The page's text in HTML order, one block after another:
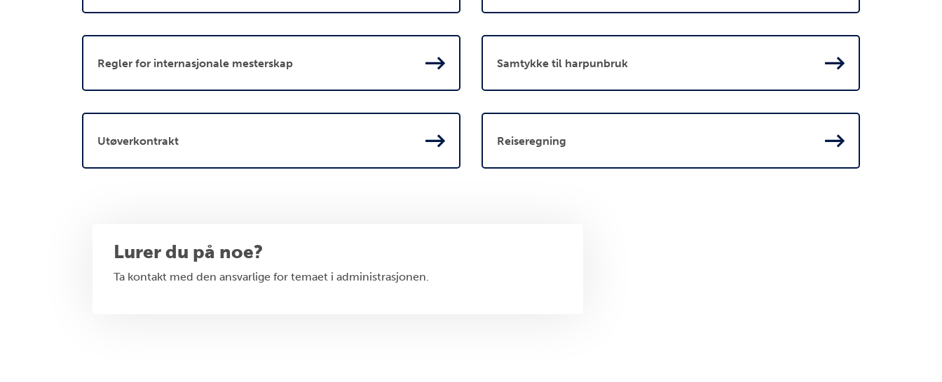
Regler for internasjonale mesterskap Samtykke til harpunbruk
Utøverkontrakt Reiseregning
Lurer du på noe?
Ta kontakt med den ansvarlige for temaet i administrasjonen.